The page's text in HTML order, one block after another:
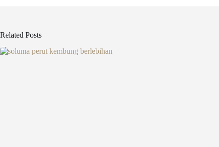
Related Posts